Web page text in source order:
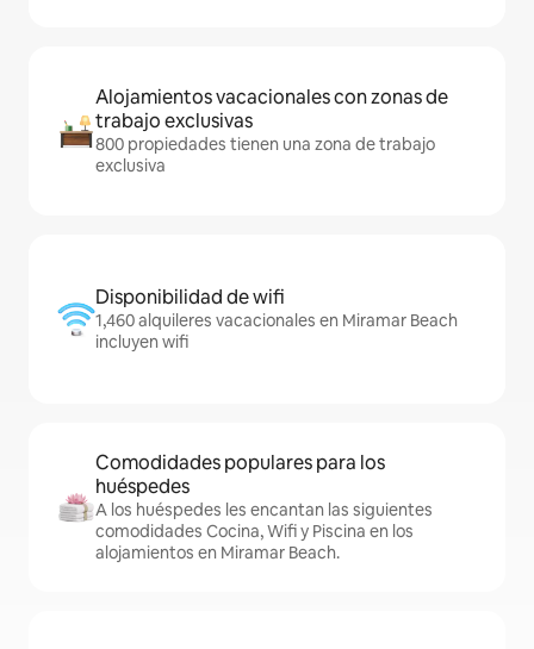
Alojamientos vacacionales con zonas de
trabajo exclusivas
800 propiedades tienen una zona de trabajo
exclusiva
Disponibilidad de wifi
1,460 alquileres vacacionales en Miramar Beach
incluyen wifi
Comodidades populares para los
huéspedes
A los huéspedes les encantan las siguientes
comodidades Cocina, Wifi y Piscina en los
alojamientos en Miramar Beach.